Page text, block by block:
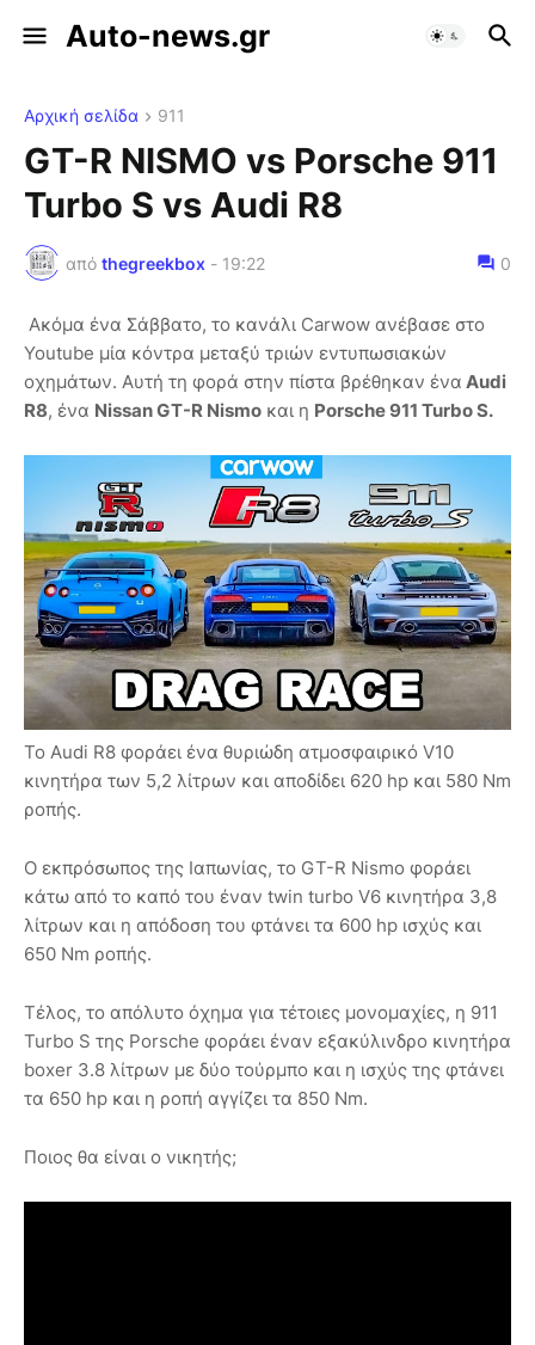
Auto-news.gr
Αρχική σελίδα 911
GT-R NISMO vs Porsche 911
Turbo S vs Audi R8
από thegreekbox - 19:22 0
Ακόμα ένα Σάββατο, το κανάλι Carwow ανέβασε στο
Youtube μία κόντρα μεταξύ τριών εντυπωσιακών
οχημάτων. Αυτή τη φορά στην πίστα βρέθηκαν ένα Audi
R8, ένα Nissan GT-R Nismo και η Porsche 911 Turbo S.
Το Audi R8 φοράει ένα θυριώδη ατμοσφαιρικό V10
κινητήρα των 5,2 λίτρων και αποδίδει 620 hp και 580 Nm
ροπής.
Ο εκπρόσωπος της Ιαπωνίας, το GT-R Nismo φοράει
κάτω από το καπό του έναν twin turbo V6 κινητήρα 3,8
λίτρων και η απόδοση του φτάνει τα 600 hp ισχύς και
650 Nm ροπής.
Τέλος, το απόλυτο όχημα για τέτοιες μονομαχίες, η 911
Turbo S της Porsche φοράει έναν εξακύλινδρο κινητήρα
boxer 3.8 λίτρων με δύο τούρμπο και η ισχύς της φτάνει
τα 650 hp και η ροπή αγγίζει τα 850 Nm.
Ποιος θα είναι ο νικητής;